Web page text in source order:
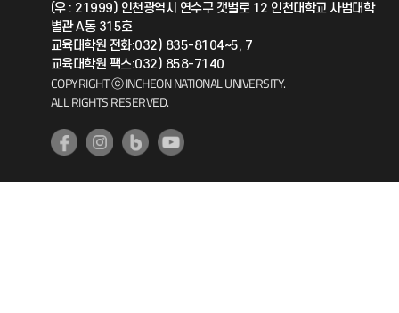
공자아카데미
기초교육원
(우 : 21999) 인천광역시 연수구 갯벌로 12 인천대학교 사범대학
별관 A동 315호
교육대학원 전화:032) 835-8104~5, 7
교육대학원 팩스:032) 858-7140
COPYRIGHT ⓒ INCHEON NATIONAL UNIVERSITY.
ALL RIGHTS RESERVED.